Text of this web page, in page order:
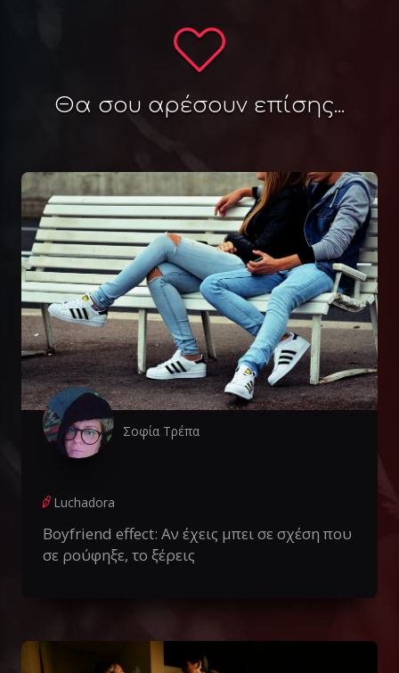
Θα σου αρέσουν επίσης...
Σοφία Τρέπα
Luchadora
Boyfriend effect: Αν έχεις μπει σε σχέση που
σε ρούφηξε, το ξέρεις